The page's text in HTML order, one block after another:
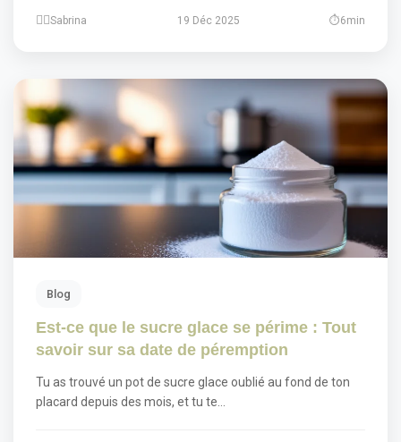
Sabrina 19 Déc 2025 6min
Blog
Est-ce que le sucre glace se périme : Tout
savoir sur sa date de péremption
Tu as trouvé un pot de sucre glace oublié au fond de ton
placard depuis des mois, et tu te…